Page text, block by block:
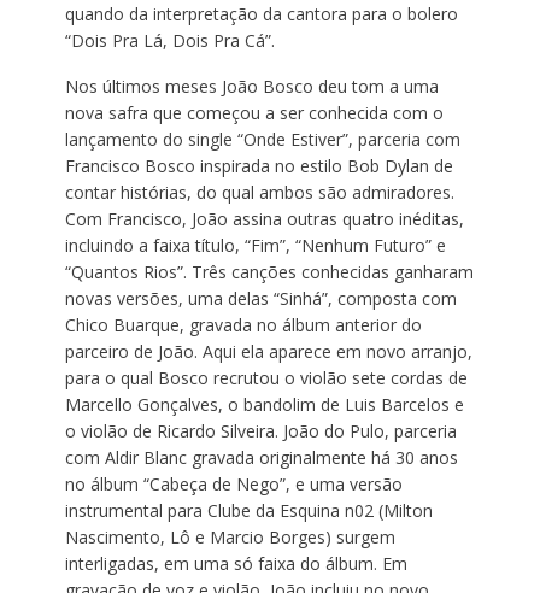
quando da interpretação da cantora para o bolero
“Dois Pra Lá, Dois Pra Cá”.
Nos últimos meses João Bosco deu tom a uma
nova safra que começou a ser conhecida com o
lançamento do single “Onde Estiver”, parceria com
Francisco Bosco inspirada no estilo Bob Dylan de
contar histórias, do qual ambos são admiradores.
Com Francisco, João assina outras quatro inéditas,
incluindo a faixa título, “Fim”, “Nenhum Futuro” e
“Quantos Rios”. Três canções conhecidas ganharam
novas versões, uma delas “Sinhá”, composta com
Chico Buarque, gravada no álbum anterior do
parceiro de João. Aqui ela aparece em novo arranjo,
para o qual Bosco recrutou o violão sete cordas de
Marcello Gonçalves, o bandolim de Luis Barcelos e
o violão de Ricardo Silveira. João do Pulo, parceria
com Aldir Blanc gravada originalmente há 30 anos
no álbum “Cabeça de Nego”, e uma versão
instrumental para Clube da Esquina n02 (Milton
Nascimento, Lô e Marcio Borges) surgem
interligadas, em uma só faixa do álbum. Em